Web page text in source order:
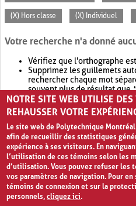
(X) Hors classe (X) Individuel
Votre recherche n'a donné
Vérifiez que l'orthographe
Supprimez les guillemets
rechercher chaque mot
souvent plus de résultat que
Envisagez d'élargir votre
retournera souvent plus de
NOTRE SITE WEB UTILISE
REHAUSSER VOTRE
Le site web de Polytechnique
afin de recueillir des statistiques
expérience à ses visiteurs. En
l’utilisation de ces témoins selon les
d’utilisation. Vous pouvez refuser les
vos paramètres de navigation. Pour
témoins de connexion et sur la
personnels,cliquez ici.